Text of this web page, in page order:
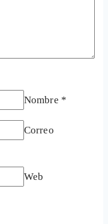
Nombre *
Correo
Web